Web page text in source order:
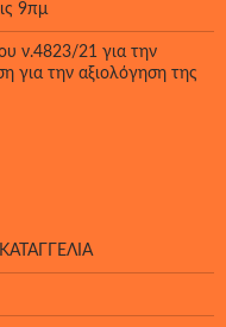
9πμ
ν.4823/21 για την
για την αξιολόγηση της